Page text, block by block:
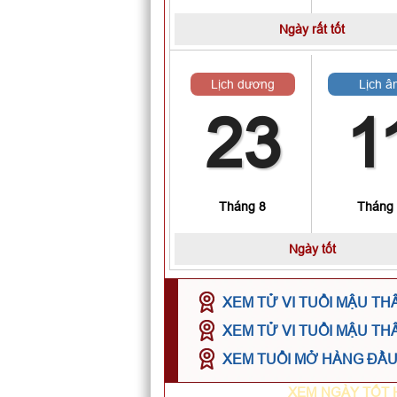
Ngày rất tốt
Lịch dương
23
Tháng 8
Lịch
Tháng
Ngày tốt
XEM TỬ VI TUỔI MẬU
XEM TỬ VI TUỔI MẬU
XEM TUỔI MỞ HÀNG
XEM NGÀY TỐT